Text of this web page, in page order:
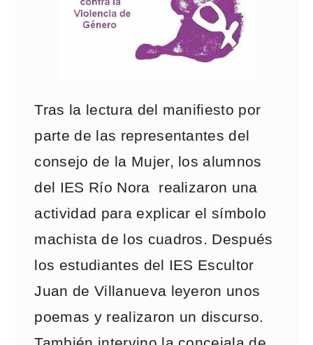
Tras la lectura del manifiesto por
parte de las representantes del
consejo de la Mujer, los alumnos
del IES Río Nora realizaron una
actividad para explicar el símbolo
machista de los cuadros. Después
los estudiantes del IES Escultor
Juan de Villanueva leyeron unos
poemas y realizaron un discurso.